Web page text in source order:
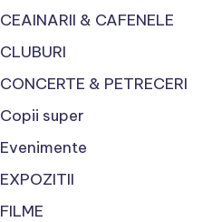
CEAINARII & CAFENELE
CLUBURI
CONCERTE & PETRECERI
Copii super
Evenimente
EXPOZITII
FILME